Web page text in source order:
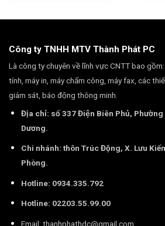
Công ty TNHH MTV Thành Phát PC
Là công ty chuyên về lĩnh vực CNTT bao
tính, máy in, máy chấm công, máy fax, các
giám sát, báo động thông minh.
Địa chỉ: số 337 Điện Biên Phủ, Phường
Dương.
Chi nhánh: thôn Trúc Động, X. Lưu
Phòng.
Hotline: 0934.335.792
Hotline: 02203.55.99.00
Email: thanhphathdc@gmail.com